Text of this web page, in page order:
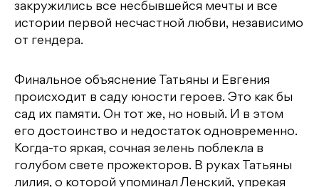
закружились все несбывшейся мечты и все
истории первой несчастной любви, независимо
от гендера.
Финальное объяснение Татьяны и Евгения
происходит в саду юности героев. Это как бы
сад их памяти. Он тот же, но новый. И в этом
его достоинство и недостаток одновременно.
Когда-то яркая, сочная зелень поблекла в
голубом свете прожекторов. В руках Татьяны
лилия, о которой упоминал Ленский, упрекая